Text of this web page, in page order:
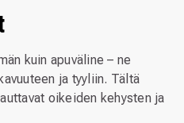
kuin apuväline – ne
ja tyyliin. Tältä
oikeiden kehysten ja